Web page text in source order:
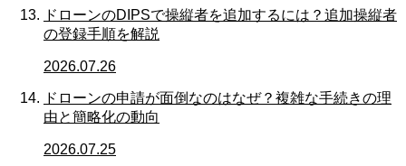
ドローンのDIPSで操縦者を追加するには？追加操縦者
の登録手順を解説
2026.07.26
ドローンの申請が面倒なのはなぜ？複雑な手続きの理
由と簡略化の動向
2026.07.25